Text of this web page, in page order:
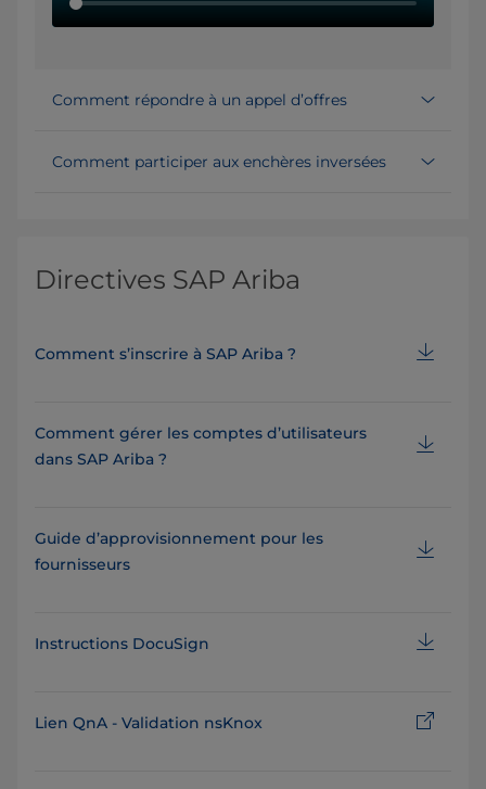
Comment répondre à un appel d’offres
Comment participer aux enchères inversées
Directives SAP Ariba
Comment s’inscrire à SAP Ariba ?
Comment gérer les comptes d’utilisateurs
dans SAP Ariba ?
Guide d’approvisionnement pour les
fournisseurs
Instructions DocuSign
Lien QnA - Validation nsKnox